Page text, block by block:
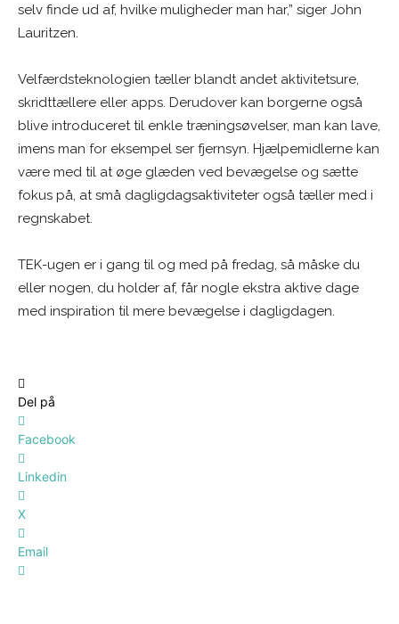
selv finde ud af, hvilke muligheder man har,” siger John
Lauritzen.
Velfærdsteknologien tæller blandt andet aktivitetsure,
skridttællere eller apps. Derudover kan borgerne også
blive introduceret til enkle træningsøvelser, man kan lave,
imens man for eksempel ser fjernsyn. Hjælpemidlerne kan
være med til at øge glæden ved bevægelse og sætte
fokus på, at små dagligdagsaktiviteter også tæller med i
regnskabet.
TEK-ugen er i gang til og med på fredag, så måske du
eller nogen, du holder af, får nogle ekstra aktive dage
med inspiration til mere bevægelse i dagligdagen.
Del på
Facebook
Linkedin
X
Email